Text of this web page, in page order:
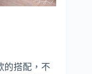
的搭配，不